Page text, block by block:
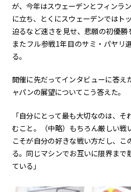
が、今年はスウェーデンとフィンラ
に立ち、とくにスウェーデンではト
迫るなど速さを見せ、悲願の初優勝
またフル参戦1年目のサミ・パヤリ
る。
開催に先だってインタビューに答え
ャパンの展望についてこう答えた。
「自分にとって最も大切なのは、
むこと。（中略）もちろん厳しい戦
こそが自分の好きな戦い方だし、こ
る。同じマシンでお互いに限界まで
ている」